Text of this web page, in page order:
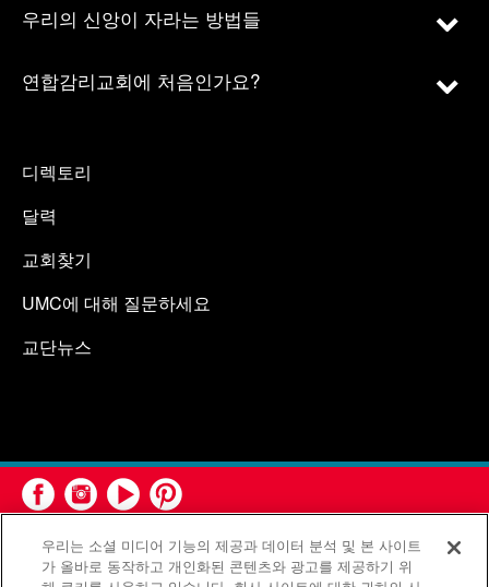
우리의 신앙이 자라는 방법들
연합감리교회에 처음인가요?
디렉토리
달력
교회찾기
UMC에 대해 질문하세요
교단뉴스
우리는 소셜 미디어 기능의 제공과 데이터 분석 및 본 사이트
가 올바로 동작하고 개인화된 콘텐츠와 광고를 제공하기 위